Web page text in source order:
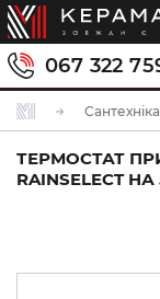
067 322
Сантехніка
ТЕРМОСТАТ
RAINSELECT